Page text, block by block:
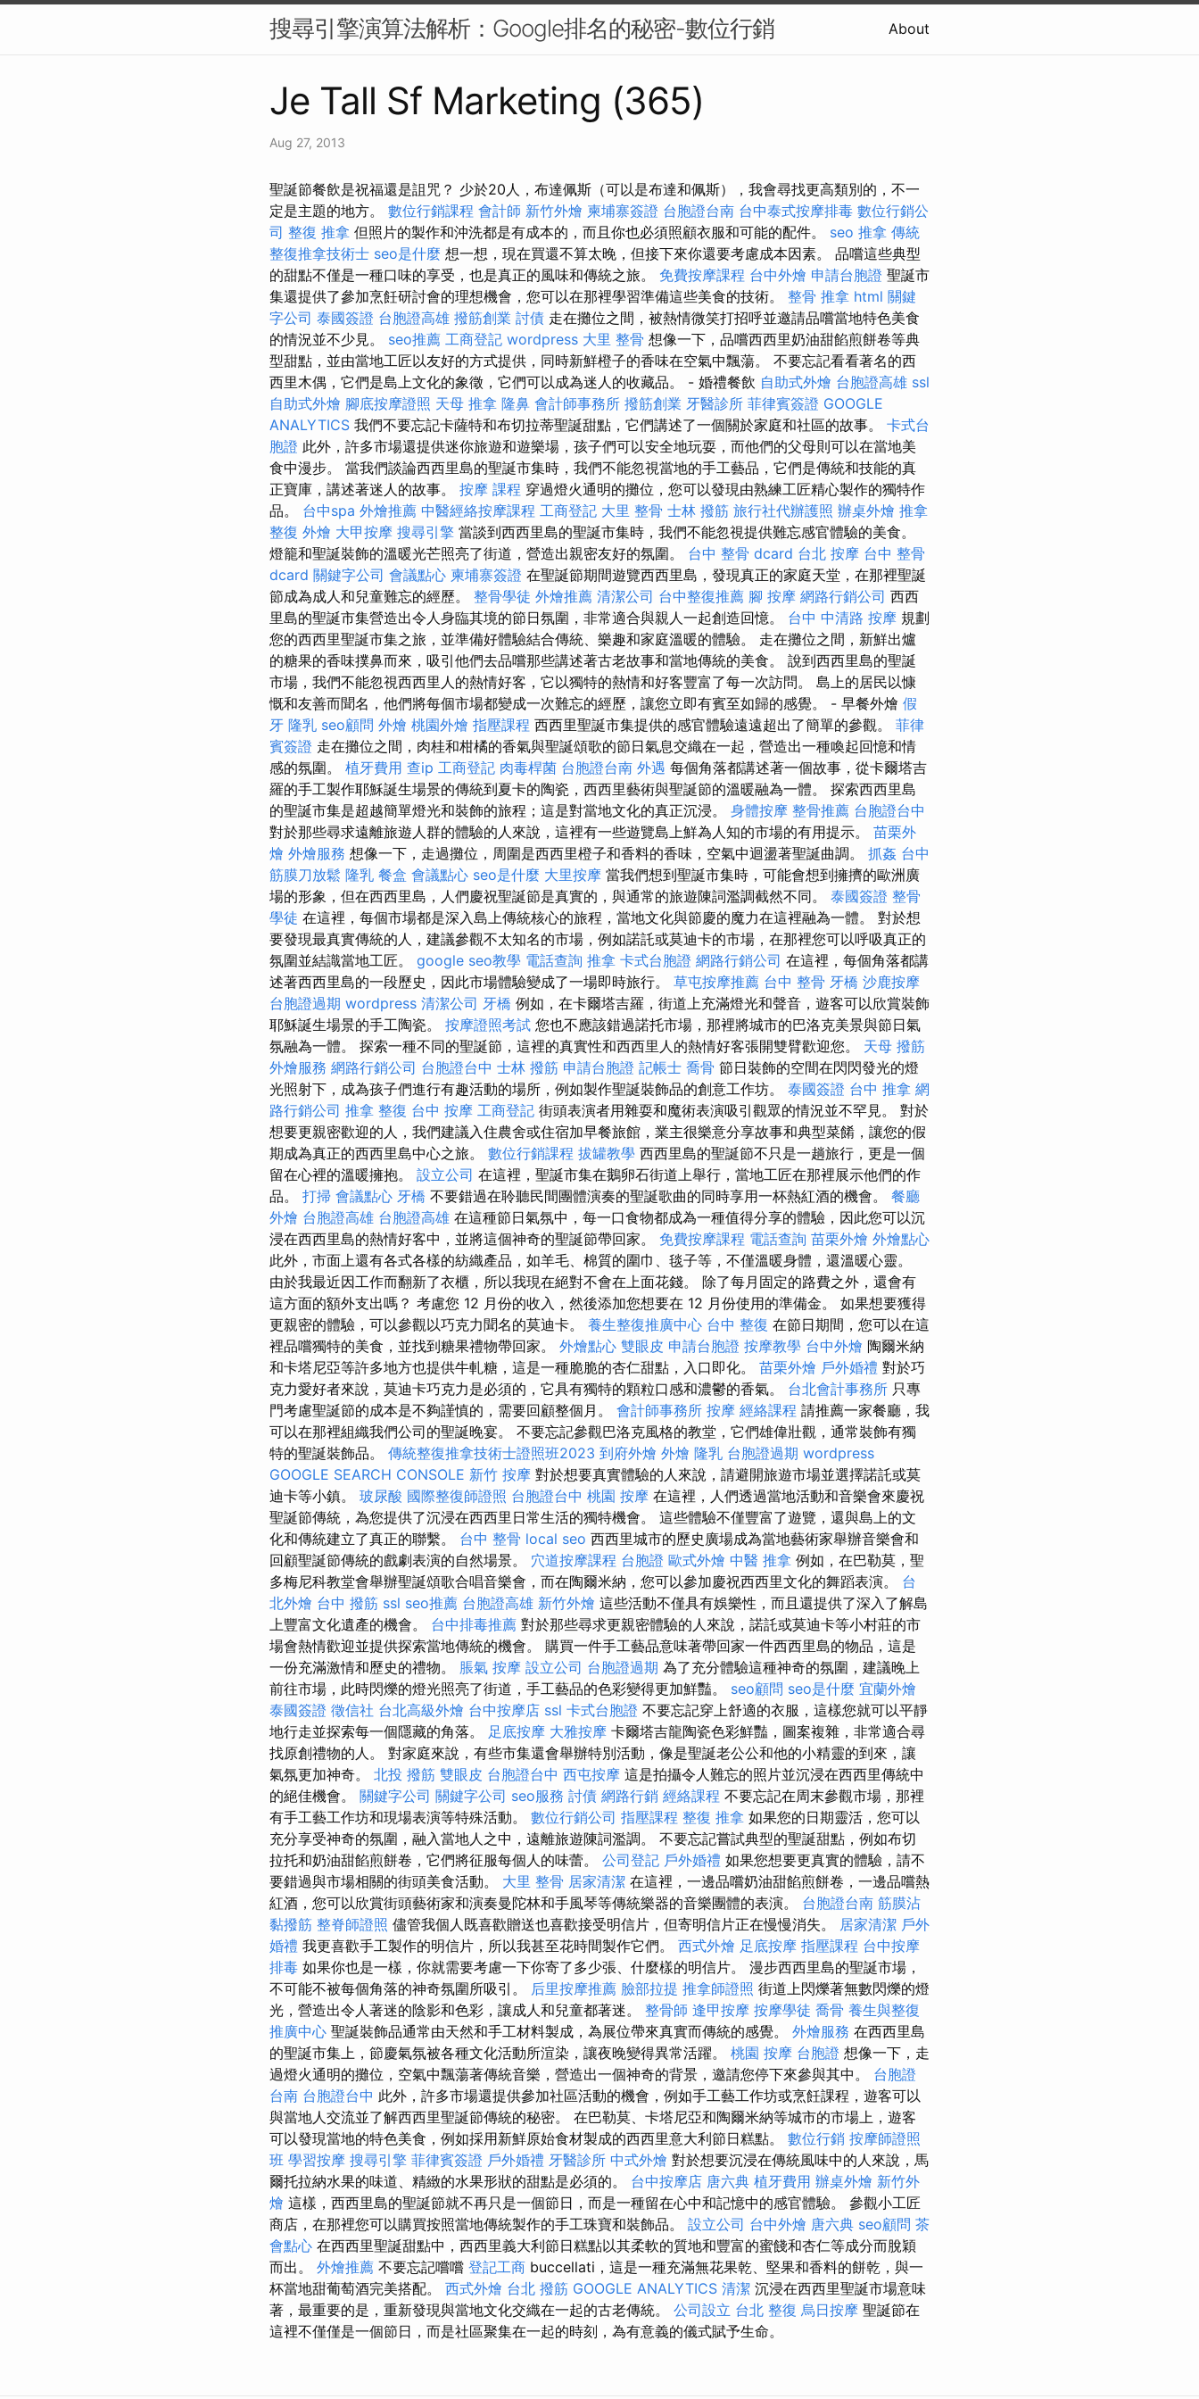
搜尋引擎演算法解析：Google排名的秘密-數位行銷 About
Je Tall Sf Marketing (365)
Aug 27, 2013
聖誕節餐飲是祝福還是詛咒？ 少於20人，布達佩斯（可以是布達和佩斯），我會尋找更高類別的，不一
定是主題的地方。 數位行銷課程 會計師 新竹外燴 柬埔寨簽證 台胞證台南 台中泰式按摩排毒 數位行銷公
司 整復 推拿 但照片的製作和沖洗都是有成本的，而且你也必須照顧衣服和可能的配件。 seo 推拿 傳統
整復推拿技術士 seo是什麼 想一想，現在買還不算太晚，但接下來你還要考慮成本因素。 品嚐這些典型
的甜點不僅是一種口味的享受，也是真正的風味和傳統之旅。 免費按摩課程 台中外燴 申請台胞證 聖誕市
集還提供了參加烹飪研討會的理想機會，您可以在那裡學習準備這些美食的技術。 整骨 推拿 html 關鍵
字公司 泰國簽證 台胞證高雄 撥筋創業 討債 走在攤位之間，被熱情微笑打招呼並邀請品嚐當地特色美食
的情況並不少見。 seo推薦 工商登記 wordpress 大里 整骨 想像一下，品嚐西西里奶油甜餡煎餅卷等典
型甜點，並由當地工匠以友好的方式提供，同時新鮮橙子的香味在空氣中飄蕩。 不要忘記看看著名的西
西里木偶，它們是島上文化的象徵，它們可以成為迷人的收藏品。 - 婚禮餐飲 自助式外燴 台胞證高雄 ssl
自助式外燴 腳底按摩證照 天母 推拿 隆鼻 會計師事務所 撥筋創業 牙醫診所 菲律賓簽證 GOOGLE
ANALYTICS 我們不要忘記卡薩特和布切拉蒂聖誕甜點，它們講述了一個關於家庭和社區的故事。 卡式台
胞證 此外，許多市場還提供迷你旅遊和遊樂場，孩子們可以安全地玩耍，而他們的父母則可以在當地美
食中漫步。 當我們談論西西里島的聖誕市集時，我們不能忽視當地的手工藝品，它們是傳統和技能的真
正寶庫，講述著迷人的故事。 按摩 課程 穿過燈火通明的攤位，您可以發現由熟練工匠精心製作的獨特作
品。 台中spa 外燴推薦 中醫經絡按摩課程 工商登記 大里 整骨 士林 撥筋 旅行社代辦護照 辦桌外燴 推拿
整復 外燴 大甲按摩 搜尋引擎 當談到西西里島的聖誕市集時，我們不能忽視提供難忘感官體驗的美食。
燈籠和聖誕裝飾的溫暖光芒照亮了街道，營造出親密友好的氛圍。 台中 整骨 dcard 台北 按摩 台中 整骨
dcard 關鍵字公司 會議點心 柬埔寨簽證 在聖誕節期間遊覽西西里島，發現真正的家庭天堂，在那裡聖誕
節成為成人和兒童難忘的經歷。 整骨學徒 外燴推薦 清潔公司 台中整復推薦 腳 按摩 網路行銷公司 西西
里島的聖誕市集營造出令人身臨其境的節日氛圍，非常適合與親人一起創造回憶。 台中 中清路 按摩 規劃
您的西西里聖誕市集之旅，並準備好體驗結合傳統、樂趣和家庭溫暖的體驗。 走在攤位之間，新鮮出爐
的糖果的香味撲鼻而來，吸引他們去品嚐那些講述著古老故事和當地傳統的美食。 說到西西里島的聖誕
市場，我們不能忽視西西里人的熱情好客，它以獨特的熱情和好客豐富了每一次訪問。 島上的居民以慷
慨和友善而聞名，他們將每個市場都變成一次難忘的經歷，讓您立即有賓至如歸的感覺。 - 早餐外燴 假
牙 隆乳 seo顧問 外燴 桃園外燴 指壓課程 西西里聖誕市集提供的感官體驗遠遠超出了簡單的參觀。 菲律
賓簽證 走在攤位之間，肉桂和柑橘的香氣與聖誕頌歌的節日氣息交織在一起，營造出一種喚起回憶和情
感的氛圍。 植牙費用 查ip 工商登記 肉毒桿菌 台胞證台南 外遇 每個角落都講述著一個故事，從卡爾塔吉
羅的手工製作耶穌誕生場景的傳統到夏卡的陶瓷，西西里藝術與聖誕節的溫暖融為一體。 探索西西里島
的聖誕市集是超越簡單燈光和裝飾的旅程；這是對當地文化的真正沉浸。 身體按摩 整骨推薦 台胞證台中
對於那些尋求遠離旅遊人群的體驗的人來說，這裡有一些遊覽島上鮮為人知的市場的有用提示。 苗栗外
燴 外燴服務 想像一下，走過攤位，周圍是西西里橙子和香料的香味，空氣中迴盪著聖誕曲調。 抓姦 台中
筋膜刀放鬆 隆乳 餐盒 會議點心 seo是什麼 大里按摩 當我們想到聖誕市集時，可能會想到擁擠的歐洲廣
場的形象，但在西西里島，人們慶祝聖誕節是真實的，與通常的旅遊陳詞濫調截然不同。 泰國簽證 整骨
學徒 在這裡，每個市場都是深入島上傳統核心的旅程，當地文化與節慶的魔力在這裡融為一體。 對於想
要發現最真實傳統的人，建議參觀不太知名的市場，例如諾託或莫迪卡的市場，在那裡您可以呼吸真正的
氛圍並結識當地工匠。 google seo教學 電話查詢 推拿 卡式台胞證 網路行銷公司 在這裡，每個角落都講
述著西西里島的一段歷史，因此市場體驗變成了一場即時旅行。 草屯按摩推薦 台中 整骨 牙橋 沙鹿按摩
台胞證過期 wordpress 清潔公司 牙橋 例如，在卡爾塔吉羅，街道上充滿燈光和聲音，遊客可以欣賞裝飾
耶穌誕生場景的手工陶瓷。 按摩證照考試 您也不應該錯過諾托市場，那裡將城市的巴洛克美景與節日氣
氛融為一體。 探索一種不同的聖誕節，這裡的真實性和西西里人的熱情好客張開雙臂歡迎您。 天母 撥筋
外燴服務 網路行銷公司 台胞證台中 士林 撥筋 申請台胞證 記帳士 喬骨 節日裝飾的空間在閃閃發光的燈
光照射下，成為孩子們進行有趣活動的場所，例如製作聖誕裝飾品的創意工作坊。 泰國簽證 台中 推拿 網
路行銷公司 推拿 整復 台中 按摩 工商登記 街頭表演者用雜耍和魔術表演吸引觀眾的情況並不罕見。 對於
想要更親密歡迎的人，我們建議入住農舍或住宿加早餐旅館，業主很樂意分享故事和典型菜餚，讓您的假
期成為真正的西西里島中心之旅。 數位行銷課程 拔罐教學 西西里島的聖誕節不只是一趟旅行，更是一個
留在心裡的溫暖擁抱。 設立公司 在這裡，聖誕市集在鵝卵石街道上舉行，當地工匠在那裡展示他們的作
品。 打掃 會議點心 牙橋 不要錯過在聆聽民間團體演奏的聖誕歌曲的同時享用一杯熱紅酒的機會。 餐廳
外燴 台胞證高雄 台胞證高雄 在這種節日氣氛中，每一口食物都成為一種值得分享的體驗，因此您可以沉
浸在西西里島的熱情好客中，並將這個神奇的聖誕節帶回家。 免費按摩課程 電話查詢 苗栗外燴 外燴點心
此外，市面上還有各式各樣的紡織產品，如羊毛、棉質的圍巾、毯子等，不僅溫暖身體，還溫暖心靈。
由於我最近因工作而翻新了衣櫃，所以我現在絕對不會在上面花錢。 除了每月固定的路費之外，還會有
這方面的額外支出嗎？ 考慮您 12 月份的收入，然後添加您想要在 12 月份使用的準備金。 如果想要獲得
更親密的體驗，可以參觀以巧克力聞名的莫迪卡。 養生整復推廣中心 台中 整復 在節日期間，您可以在這
裡品嚐獨特的美食，並找到糖果禮物帶回家。 外燴點心 雙眼皮 申請台胞證 按摩教學 台中外燴 陶爾米納
和卡塔尼亞等許多地方也提供牛軋糖，這是一種脆脆的杏仁甜點，入口即化。 苗栗外燴 戶外婚禮 對於巧
克力愛好者來說，莫迪卡巧克力是必須的，它具有獨特的顆粒口感和濃鬱的香氣。 台北會計事務所 只專
門考慮聖誕節的成本是不夠謹慎的，需要回顧整個月。 會計師事務所 按摩 經絡課程 請推薦一家餐廳，我
可以在那裡組織我們公司的聖誕晚宴。 不要忘記參觀巴洛克風格的教堂，它們雄偉壯觀，通常裝飾有獨
特的聖誕裝飾品。 傳統整復推拿技術士證照班2023 到府外燴 外燴 隆乳 台胞證過期 wordpress
GOOGLE SEARCH CONSOLE 新竹 按摩 對於想要真實體驗的人來說，請避開旅遊市場並選擇諾託或莫
迪卡等小鎮。 玻尿酸 國際整復師證照 台胞證台中 桃園 按摩 在這裡，人們透過當地活動和音樂會來慶祝
聖誕節傳統，為您提供了沉浸在西西里日常生活的獨特機會。 這些體驗不僅豐富了遊覽，還與島上的文
化和傳統建立了真正的聯繫。 台中 整骨 local seo 西西里城市的歷史廣場成為當地藝術家舉辦音樂會和
回顧聖誕節傳統的戲劇表演的自然場景。 穴道按摩課程 台胞證 歐式外燴 中醫 推拿 例如，在巴勒莫，聖
多梅尼科教堂會舉辦聖誕頌歌合唱音樂會，而在陶爾米納，您可以參加慶祝西西里文化的舞蹈表演。 台
北外燴 台中 撥筋 ssl seo推薦 台胞證高雄 新竹外燴 這些活動不僅具有娛樂性，而且還提供了深入了解島
上豐富文化遺產的機會。 台中排毒推薦 對於那些尋求更親密體驗的人來說，諾託或莫迪卡等小村莊的市
場會熱情歡迎並提供探索當地傳統的機會。 購買一件手工藝品意味著帶回家一件西西里島的物品，這是
一份充滿激情和歷史的禮物。 脹氣 按摩 設立公司 台胞證過期 為了充分體驗這種神奇的氛圍，建議晚上
前往市場，此時閃爍的燈光照亮了街道，手工藝品的色彩變得更加鮮豔。 seo顧問 seo是什麼 宜蘭外燴
泰國簽證 徵信社 台北高級外燴 台中按摩店 ssl 卡式台胞證 不要忘記穿上舒適的衣服，這樣您就可以平靜
地行走並探索每一個隱藏的角落。 足底按摩 大雅按摩 卡爾塔吉龍陶瓷色彩鮮豔，圖案複雜，非常適合尋
找原創禮物的人。 對家庭來說，有些市集還會舉辦特別活動，像是聖誕老公公和他的小精靈的到來，讓
氣氛更加神奇。 北投 撥筋 雙眼皮 台胞證台中 西屯按摩 這是拍攝令人難忘的照片並沉浸在西西里傳統中
的絕佳機會。 關鍵字公司 關鍵字公司 seo服務 討債 網路行銷 經絡課程 不要忘記在周末參觀市場，那裡
有手工藝工作坊和現場表演等特殊活動。 數位行銷公司 指壓課程 整復 推拿 如果您的日期靈活，您可以
充分享受神奇的氛圍，融入當地人之中，遠離旅遊陳詞濫調。 不要忘記嘗試典型的聖誕甜點，例如布切
拉托和奶油甜餡煎餅卷，它們將征服每個人的味蕾。 公司登記 戶外婚禮 如果您想要更真實的體驗，請不
要錯過與市場相關的街頭美食活動。 大里 整骨 居家清潔 在這裡，一邊品嚐奶油甜餡煎餅卷，一邊品嚐熱
紅酒，您可以欣賞街頭藝術家和演奏曼陀林和手風琴等傳統樂器的音樂團體的表演。 台胞證台南 筋膜沾
黏撥筋 整脊師證照 儘管我個人既喜歡贈送也喜歡接受明信片，但寄明信片正在慢慢消失。 居家清潔 戶外
婚禮 我更喜歡手工製作的明信片，所以我甚至花時間製作它們。 西式外燴 足底按摩 指壓課程 台中按摩
排毒 如果你也是一樣，你就需要考慮一下你寄了多少張、什麼樣的明信片。 漫步西西里島的聖誕市場，
不可能不被每個角落的神奇氛圍所吸引。 后里按摩推薦 臉部拉提 推拿師證照 街道上閃爍著無數閃爍的燈
光，營造出令人著迷的陰影和色彩，讓成人和兒童都著迷。 整骨師 逢甲按摩 按摩學徒 喬骨 養生與整復
推廣中心 聖誕裝飾品通常由天然和手工材料製成，為展位帶來真實而傳統的感覺。 外燴服務 在西西里島
的聖誕市集上，節慶氣氛被各種文化活動所渲染，讓夜晚變得異常活躍。 桃園 按摩 台胞證 想像一下，走
過燈火通明的攤位，空氣中飄蕩著傳統音樂，營造出一個神奇的背景，邀請您停下來參與其中。 台胞證
台南 台胞證台中 此外，許多市場還提供參加社區活動的機會，例如手工藝工作坊或烹飪課程，遊客可以
與當地人交流並了解西西里聖誕節傳統的秘密。 在巴勒莫、卡塔尼亞和陶爾米納等城市的市場上，遊客
可以發現當地的特色美食，例如採用新鮮原始食材製成的西西里意大利節日糕點。 數位行銷 按摩師證照
班 學習按摩 搜尋引擎 菲律賓簽證 戶外婚禮 牙醫診所 中式外燴 對於想要沉浸在傳統風味中的人來說，馬
爾托拉納水果的味道、精緻的水果形狀的甜點是必須的。 台中按摩店 唐六典 植牙費用 辦桌外燴 新竹外
燴 這樣，西西里島的聖誕節就不再只是一個節日，而是一種留在心中和記憶中的感官體驗。 參觀小工匠
商店，在那裡您可以購買按照當地傳統製作的手工珠寶和裝飾品。 設立公司 台中外燴 唐六典 seo顧問 茶
會點心 在西西里聖誕甜點中，西西里義大利節日糕點以其柔軟的質地和豐富的蜜餞和杏仁等成分而脫穎
而出。 外燴推薦 不要忘記嚐嚐 登記工商 buccellati，這是一種充滿無花果乾、堅果和香料的餅乾，與一
杯當地甜葡萄酒完美搭配。 西式外燴 台北 撥筋 GOOGLE ANALYTICS 清潔 沉浸在西西里聖誕市場意味
著，最重要的是，重新發現與當地文化交織在一起的古老傳統。 公司設立 台北 整復 烏日按摩 聖誕節在
這裡不僅僅是一個節日，而是社區聚集在一起的時刻，為有意義的儀式賦予生命。